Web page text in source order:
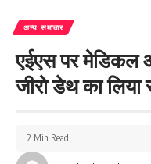
अन्य समाचार
एईएस पर मेडिकल
जीरो डेथ का
2 Min Read